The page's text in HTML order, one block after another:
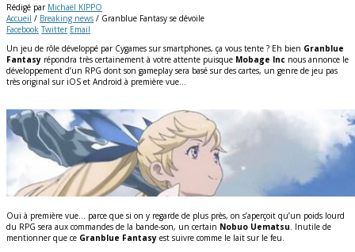
Rédigé par Michaël KIPPO
Accueil / Breaking news / Granblue Fantasy se dévoile
Facebook Twitter Email
Un jeu de rôle développé par Cygames sur smartphones, ça vous tente ? Eh bien Granblue
Fantasy répondra très certainement à votre attente puisque Mobage Inc nous annonce le
développement d’un RPG dont son gameplay sera basé sur des cartes, un genre de jeu pas
très original sur iOS et Android à première vue…
Oui à première vue… parce que si on y regarde de plus près, on s’aperçoit qu’un poids lourd
du RPG sera aux commandes de la bande-son, un certain Nobuo Uematsu. Inutile de
mentionner que ce Granblue Fantasy est suivre comme le lait sur le feu.